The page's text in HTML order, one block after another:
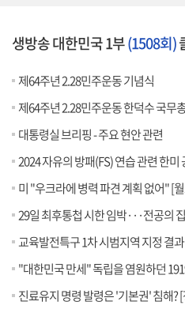
생방송 대한민국 1부(1508회)
제64주년 2.28민주운동 기념식
제64주년 2.28민주운동 한덕수 국무
대통령실 브리핑 - 주요 현안 관련
2024 자유의 방패(FS) 연습 관련 한미
미 "우크라에 병력 파견 계획 없어" [
29일 최후통첩 시한 임박···전공의
교육발전특구 1차 시범지역 지정 결
"대한민국 만세" 독립을 염원하던 1919년
진료유지 명령 발령은 '기본권' 침해?